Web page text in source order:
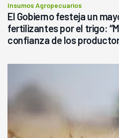
Insumos Agropecuarios
El Gobierno festeja un
fertilizantes por el trigo:
confianza de los